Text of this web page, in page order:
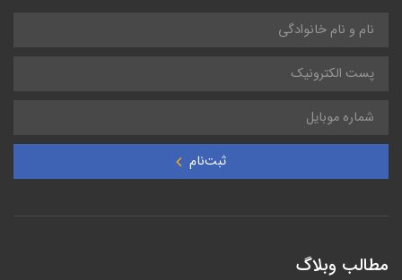
ثبت‌نام
مطالب وبلاگ